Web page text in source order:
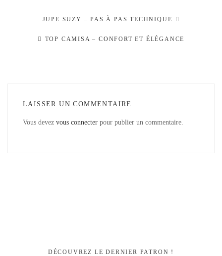
JUPE SUZY – PAS À PAS TECHNIQUE
TOP CAMISA – CONFORT ET ÉLÉGANCE
LAISSER UN COMMENTAIRE
Vous devez vous connecter pour publier un commentaire.
DÉCOUVREZ LE DERNIER PATRON !